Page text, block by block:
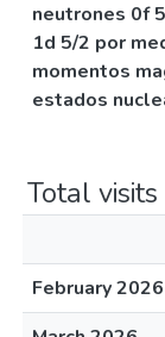
neutrones 0f
1d 5/2 por
momentos
estados
Total
February 2026